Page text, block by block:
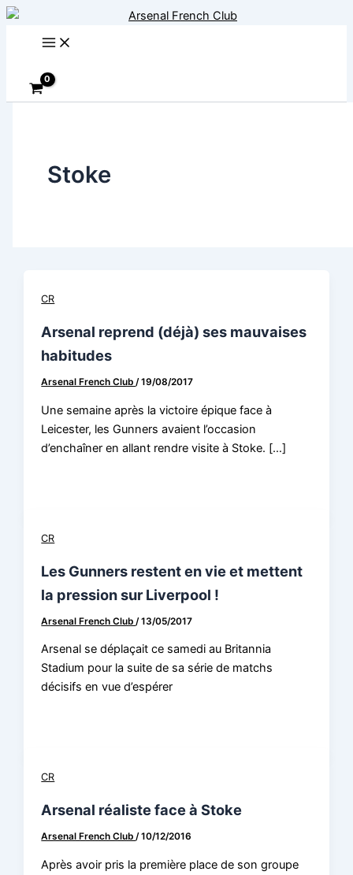
Aller
Rechercher
Stoke
CR
Arsenal reprend (déjà) ses mauvaises
habitudes
Arsenal French Club/19/08/2017
Une semaine après la victoire épique face à
Leicester, les Gunners avaient l’occasion
d’enchaîner en allant rendre visite à Stoke. […]
CR
Les Gunners restent en vie et mettent
la pression sur Liverpool !
Arsenal French Club /13/05/2017
Arsenal se déplaçait ce samedi au Britannia
Stadium pour la suite de sa série de matchs
décisifs en vue d’espérer
CR
Arsenal réaliste face à Stoke
Arsenal French Club/10/12/2016
Après avoir pris la première place de son groupe